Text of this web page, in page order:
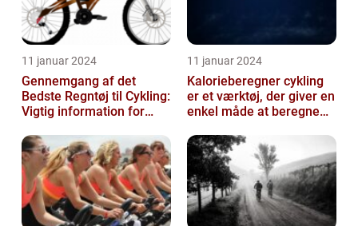
11 januar 2024
Gennemgang af det
Bedste Regntøj til Cykling:
Vigtig information for
Fritidsentusiaster
11 januar 2024
Kalorieberegner cykling
er et værktøj, der giver en
enkel måde at beregne
mængde k...